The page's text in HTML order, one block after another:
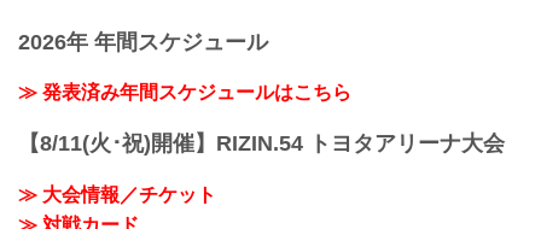
さい。
20:00〜21:00頃
予定時間が前後することがありますので
ご...
超RIZIN / 湘南美容クリニック presents
PPV配信チケット情報をまとめたぞ！
会場に来れない方はお好きな配信サービ
湘南美容クリニック presents RIZIN.38
2026年 年間スケジュール
≫ 発表済み年間スケジュールはこちら
【8/11(火･祝)開催】RIZIN.54 トヨタアリーナ大会
≫ 大会情報／チケット
≫ 対戦カード